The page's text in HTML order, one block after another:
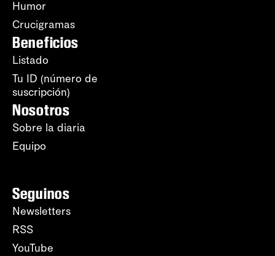
Humor
Crucigramas
Beneficios
Listado
Tu ID (número de
suscripción)
Nosotros
Sobre la diaria
Equipo
Seguinos
Newsletters
RSS
YouTube